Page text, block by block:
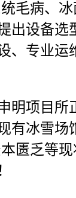
病、冰
出设备选
、专业运
项目所
有冰雪场
匮乏等